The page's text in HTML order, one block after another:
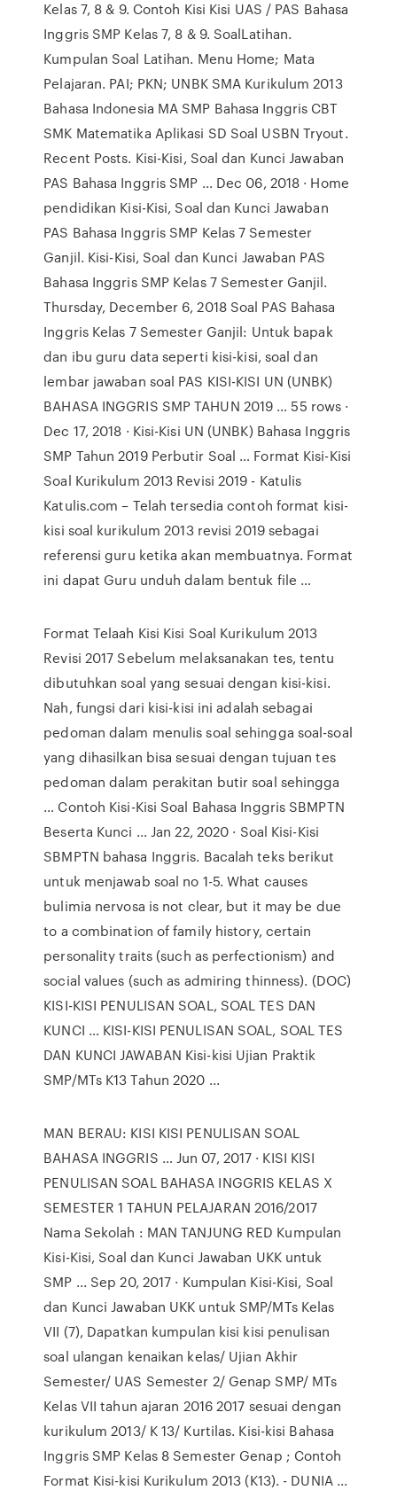
Kelas 7, 8 & 9. Contoh Kisi Kisi UAS / PAS Bahasa
Inggris SMP Kelas 7, 8 & 9. SoalLatihan.
Kumpulan Soal Latihan. Menu Home; Mata
Pelajaran. PAI; PKN; UNBK SMA Kurikulum 2013
Bahasa Indonesia MA SMP Bahasa Inggris CBT
SMK Matematika Aplikasi SD Soal USBN Tryout.
Recent Posts. Kisi-Kisi, Soal dan Kunci Jawaban
PAS Bahasa Inggris SMP ... Dec 06, 2018 · Home
pendidikan Kisi-Kisi, Soal dan Kunci Jawaban
PAS Bahasa Inggris SMP Kelas 7 Semester
Ganjil. Kisi-Kisi, Soal dan Kunci Jawaban PAS
Bahasa Inggris SMP Kelas 7 Semester Ganjil.
Thursday, December 6, 2018 Soal PAS Bahasa
Inggris Kelas 7 Semester Ganjil: Untuk bapak
dan ibu guru data seperti kisi-kisi, soal dan
lembar jawaban soal PAS KISI-KISI UN (UNBK)
BAHASA INGGRIS SMP TAHUN 2019 … 55 rows ·
Dec 17, 2018 · Kisi-Kisi UN (UNBK) Bahasa Inggris
SMP Tahun 2019 Perbutir Soal … Format Kisi-Kisi
Soal Kurikulum 2013 Revisi 2019 - Katulis
Katulis.com – Telah tersedia contoh format kisi-
kisi soal kurikulum 2013 revisi 2019 sebagai
referensi guru ketika akan membuatnya. Format
ini dapat Guru unduh dalam bentuk file …
Format Telaah Kisi Kisi Soal Kurikulum 2013
Revisi 2017 Sebelum melaksanakan tes, tentu
dibutuhkan soal yang sesuai dengan kisi-kisi.
Nah, fungsi dari kisi-kisi ini adalah sebagai
pedoman dalam menulis soal sehingga soal-soal
yang dihasilkan bisa sesuai dengan tujuan tes
pedoman dalam perakitan butir soal sehingga
… Contoh Kisi-Kisi Soal Bahasa Inggris SBMPTN
Beserta Kunci ... Jan 22, 2020 · Soal Kisi-Kisi
SBMPTN bahasa Inggris. Bacalah teks berikut
untuk menjawab soal no 1-5. What causes
bulimia nervosa is not clear, but it may be due
to a combination of family history, certain
personality traits (such as perfectionism) and
social values (such as admiring thinness). (DOC)
KISI-KISI PENULISAN SOAL, SOAL TES DAN
KUNCI … KISI-KISI PENULISAN SOAL, SOAL TES
DAN KUNCI JAWABAN Kisi-kisi Ujian Praktik
SMP/MTs K13 Tahun 2020 ...
MAN BERAU: KISI KISI PENULISAN SOAL
BAHASA INGGRIS … Jun 07, 2017 · KISI KISI
PENULISAN SOAL BAHASA INGGRIS KELAS X
SEMESTER 1 TAHUN PELAJARAN 2016/2017
Nama Sekolah : MAN TANJUNG RED Kumpulan
Kisi-Kisi, Soal dan Kunci Jawaban UKK untuk
SMP ... Sep 20, 2017 · Kumpulan Kisi-Kisi, Soal
dan Kunci Jawaban UKK untuk SMP/MTs Kelas
VII (7), Dapatkan kumpulan kisi kisi penulisan
soal ulangan kenaikan kelas/ Ujian Akhir
Semester/ UAS Semester 2/ Genap SMP/ MTs
Kelas VII tahun ajaran 2016 2017 sesuai dengan
kurikulum 2013/ K 13/ Kurtilas. Kisi-kisi Bahasa
Inggris SMP Kelas 8 Semester Genap ; Contoh
Format Kisi-kisi Kurikulum 2013 (K13). - DUNIA ...